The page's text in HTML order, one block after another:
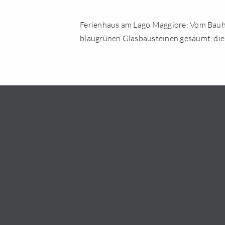
Ferienhaus am Lago Maggiore: Vom
blaugrünen Glasbausteinen gesäumt,